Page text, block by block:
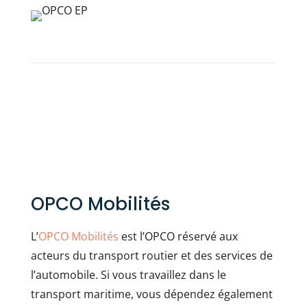
OPCO Mobilités
L’OPCO Mobilités est l’OPCO réservé aux
acteurs du transport routier et des services de
l’automobile. Si vous travaillez dans le
transport maritime, vous dépendez également